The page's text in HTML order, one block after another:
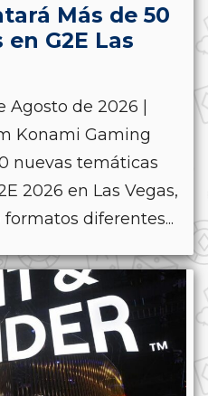
Más de 50
G2E Las
Agosto de 2026 |
Konami Gaming
nuevas temáticas
2026 en Las Vegas,
diferentes...